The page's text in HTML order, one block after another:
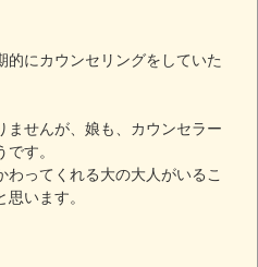
的にカウンセリングをしていた
ませんが、娘も、カウンセラー
す。
ってくれる大の大人がいるこ
います。